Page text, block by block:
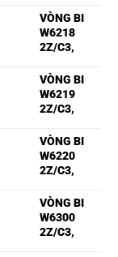
VÒNG BI
W6218
2Z/C3,
VÒNG BI
W6219
2Z/C3,
VÒNG BI
W6220
2Z/C3,
VÒNG BI
W6300
2Z/C3,